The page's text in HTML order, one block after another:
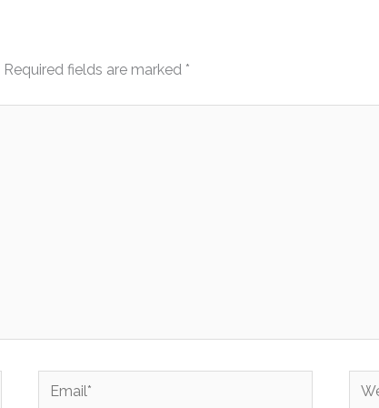
Required fields are marked *
Email*